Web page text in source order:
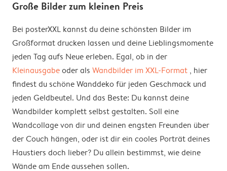
Große Bilder zum kleinen Preis
Bei posterXXL kannst du deine schönsten Bilder im
Großformat drucken lassen und deine Lieblingsmomente
jeden Tag aufs Neue erleben. Egal, ob in der
Kleinausgabeoder als Wandbilder im XXL-Format , hier
findest du schöne Wanddeko für jeden Geschmack und
jeden Geldbeutel. Und das Beste: Du kannst deine
Wandbilder komplett selbst gestalten. Soll eine
Wandcollage von dir und deinen engsten Freunden über
der Couch hängen, oder ist dir ein cooles Porträt deines
Haustiers doch lieber? Du allein bestimmst, wie deine
Wände am Ende aussehen sollen.